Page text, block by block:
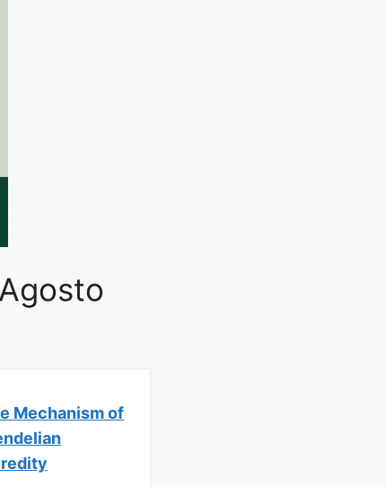
Mechanism of